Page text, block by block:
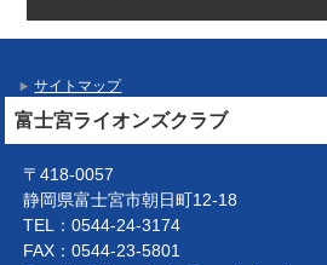
サイトマップ
富士宮ライオンズクラブ
〒418-0057
静岡県富士宮市朝日町12-18
TEL：0544-24-3174
FAX：0544-23-5801